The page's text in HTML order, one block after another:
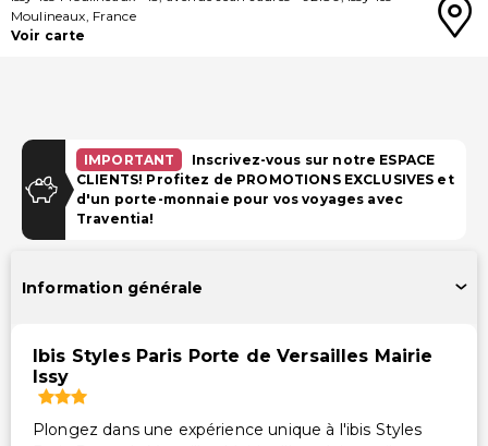
Moulineaux, France
Voir carte
IMPORTANT
Inscrivez-vous sur notre ESPACE
CLIENTS! Profitez de PROMOTIONS EXCLUSIVES et
d'un porte-monnaie pour vos voyages avec
Traventia!
Information générale
Ibis Styles Paris Porte de Versailles Mairie
Issy
Plongez dans une expérience unique à l'ibis Styles